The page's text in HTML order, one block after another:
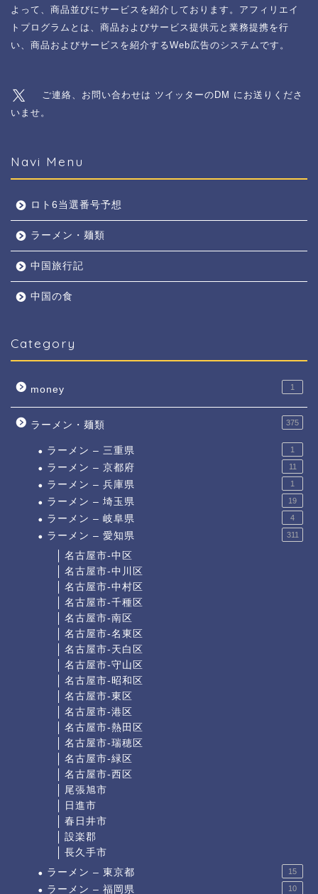
よって、商品並びにサービスを紹介しております。アフィリエイ
トプログラムとは、商品およびサービス提供元と業務提携を行
い、商品およびサービスを紹介するWeb広告のシステムです。
ご連絡、お問い合わせは ツイッターのDM にお送りくださ
いませ。
Navi Menu
ロト6当選番号予想
ラーメン・麺類
中国旅行記
中国の食
Category
money 1
ラーメン・麺類 375
ラーメン – 三重県 1
ラーメン – 京都府 11
ラーメン – 兵庫県 1
ラーメン – 埼玉県 19
ラーメン – 岐阜県 4
ラーメン – 愛知県 311
名古屋市-中区
名古屋市-中川区
名古屋市-中村区
名古屋市-千種区
名古屋市-南区
名古屋市-名東区
名古屋市-天白区
名古屋市-守山区
名古屋市-昭和区
名古屋市-東区
名古屋市-港区
名古屋市-熱田区
名古屋市-瑞穂区
名古屋市-緑区
名古屋市-西区
尾張旭市
日進市
春日井市
設楽郡
長久手市
ラーメン – 東京都
15
ラーメン – 福岡県 10